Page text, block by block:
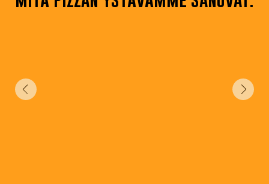
Gluteeniyliherkkänä pizzan ystävänä, jolla on erittäin